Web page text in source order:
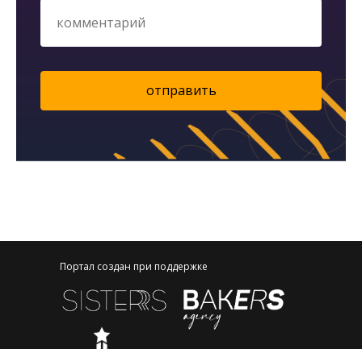
отправить
Портал создан при поддержке